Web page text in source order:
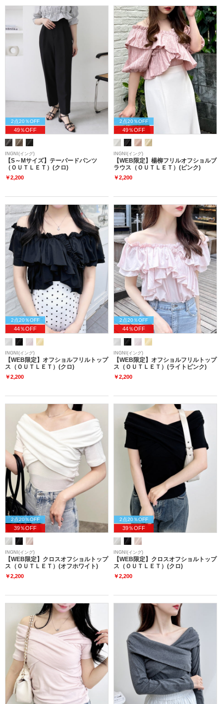
2点20％OFF
49％OFF
INGNI(イング)
【S～Mサイズ】テーパードパンツ
（ＯＵＴＬＥＴ）(クロ)
￥2,200
2点20％OFF
49％OFF
INGNI(イング)
【WEB限定】楊柳フリルオフショルブ
ラウス（ＯＵＴＬＥＴ）(ピンク)
￥2,200
2点20％OFF
44％OFF
INGNI(イング)
【WEB限定】オフショルフリルトップ
ス（ＯＵＴＬＥＴ）(クロ)
￥2,200
2点20％OFF
44％OFF
INGNI(イング)
【WEB限定】オフショルフリルトップ
ス（ＯＵＴＬＥＴ）(ライトピンク)
￥2,200
2点20％OFF
39％OFF
INGNI(イング)
【WEB限定】クロスオフショルトップ
ス（ＯＵＴＬＥＴ）(オフホワイト)
￥2,200
2点20％OFF
39％OFF
INGNI(イング)
【WEB限定】クロスオフショルトップ
ス（ＯＵＴＬＥＴ）(クロ)
￥2,200